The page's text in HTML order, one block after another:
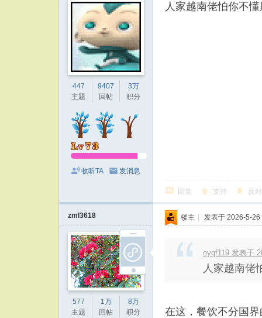
447
主题
9407
回帖
3万
积分
收听TA 发消息
人家越南佬怕你不
回复 支持 反对
zml3618
577
主题
1万
回帖
8万
积分
楼主 | 发表于 2026-5-
oyqf119 发表于
人家越南佬
在这，餐饮不分国